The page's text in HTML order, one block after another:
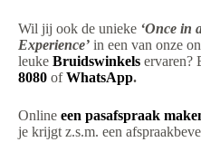
Wil jij ook de unieke ‘Once in
Experience’ in een van onze
leuke Bruidswinkels ervaren?
8080 ofWhatsApp.
Online een pasafspraak
je krijgt z.s.m. een